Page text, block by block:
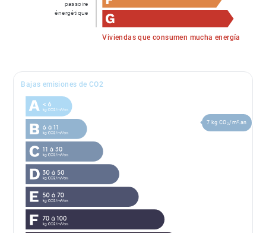
Viviendas que consumen mucha energía
passoire
énergétique
Bajas emisiones de CO2
7 kg CO₂/m².an